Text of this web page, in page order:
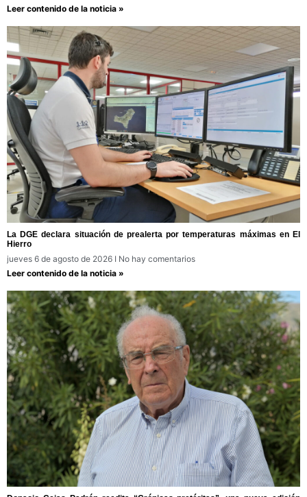
Leer contenido de la noticia »
La DGE declara situación de prealerta por temperaturas máximas en El
Hierro
jueves 6 de agosto de 2026
No hay comentarios
Leer contenido de la noticia »